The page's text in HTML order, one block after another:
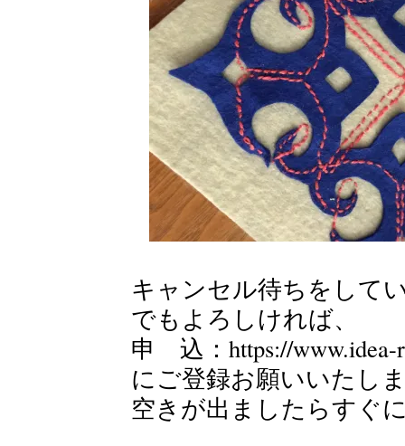
キャンセル待ちをして
でもよろしければ、
申 込： https://www.idea-
にご登録お願いいたし
空きが出ましたらすぐ